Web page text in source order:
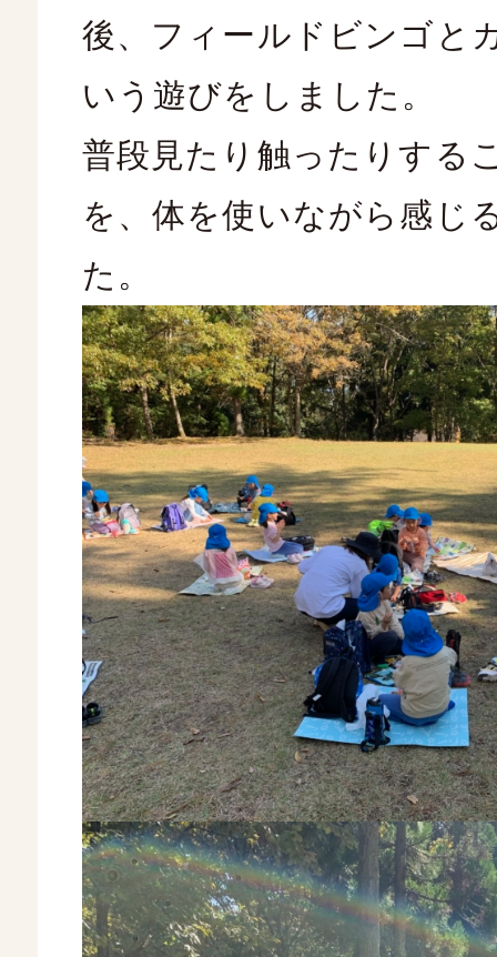
後、フィールドビンゴと
いう遊びをしました。
普段見たり触ったりする
を、体を使いながら感じ
た。